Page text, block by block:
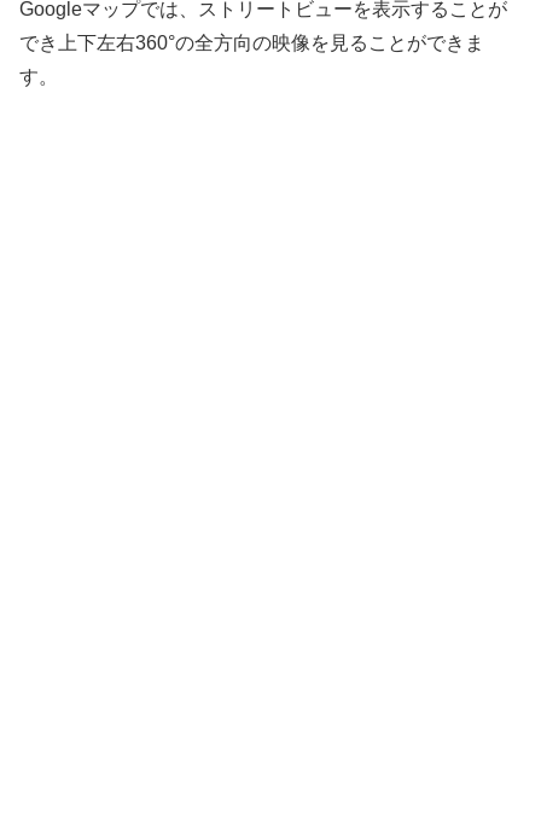
Googleマップでは、ストリートビューを表示することが
でき上下左右360°の全方向の映像を見ることができま
す。